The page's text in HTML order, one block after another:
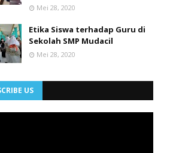
Mei 28, 2020
Etika Siswa terhadap Guru di
Sekolah SMP Mudacil
Mei 28, 2020
US